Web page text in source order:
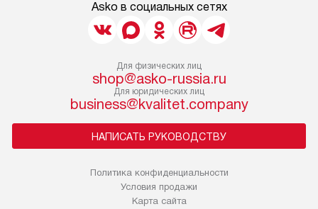
Asko в социальных сетях
Для физических лиц
shop@asko-russia.ru
Для юридических лиц
business@kvalitet.company
НАПИСАТЬ РУКОВОДСТВУ
Политика конфиденциальности
Условия продажи
Карта сайта